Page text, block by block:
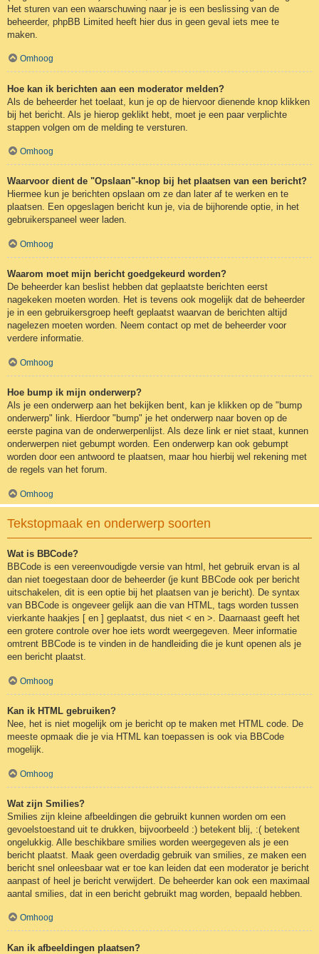
Het sturen van een waarschuwing naar je is een beslissing van de
beheerder, phpBB Limited heeft hier dus in geen geval iets mee te
maken.
Omhoog
Hoe kan ik berichten aan een moderator melden?
Als de beheerder het toelaat, kun je op de hiervoor dienende knop klikken
bij het bericht. Als je hierop geklikt hebt, moet je een paar verplichte
stappen volgen om de melding te versturen.
Omhoog
Waarvoor dient de "Opslaan"-knop bij het plaatsen van een bericht?
Hiermee kun je berichten opslaan om ze dan later af te werken en te
plaatsen. Een opgeslagen bericht kun je, via de bijhorende optie, in het
gebruikerspaneel weer laden.
Omhoog
Waarom moet mijn bericht goedgekeurd worden?
De beheerder kan beslist hebben dat geplaatste berichten eerst
nagekeken moeten worden. Het is tevens ook mogelijk dat de beheerder
je in een gebruikersgroep heeft geplaatst waarvan de berichten altijd
nagelezen moeten worden. Neem contact op met de beheerder voor
verdere informatie.
Omhoog
Hoe bump ik mijn onderwerp?
Als je een onderwerp aan het bekijken bent, kan je klikken op de "bump
onderwerp" link. Hierdoor "bump" je het onderwerp naar boven op de
eerste pagina van de onderwerpenlijst. Als deze link er niet staat, kunnen
onderwerpen niet gebumpt worden. Een onderwerp kan ook gebumpt
worden door een antwoord te plaatsen, maar hou hierbij wel rekening met
de regels van het forum.
Omhoog
Tekstopmaak en onderwerp soorten
Wat is BBCode?
BBCode is een vereenvoudigde versie van html, het gebruik ervan is al
dan niet toegestaan door de beheerder (je kunt BBCode ook per bericht
uitschakelen, dit is een optie bij het plaatsen van je bericht). De syntax
van BBCode is ongeveer gelijk aan die van HTML, tags worden tussen
vierkante haakjes [ en ] geplaatst, dus niet < en >. Daarnaast geeft het
een grotere controle over hoe iets wordt weergegeven. Meer informatie
omtrent BBCode is te vinden in de handleiding die je kunt openen als je
een bericht plaatst.
Omhoog
Kan ik HTML gebruiken?
Nee, het is niet mogelijk om je bericht op te maken met HTML code. De
meeste opmaak die je via HTML kan toepassen is ook via BBCode
mogelijk.
Omhoog
Wat zijn Smilies?
Smilies zijn kleine afbeeldingen die gebruikt kunnen worden om een
gevoelstoestand uit te drukken, bijvoorbeeld :) betekent blij, :( betekent
ongelukkig. Alle beschikbare smilies worden weergegeven als je een
bericht plaatst. Maak geen overdadig gebruik van smilies, ze maken een
bericht snel onleesbaar wat er toe kan leiden dat een moderator je bericht
aanpast of heel je bericht verwijdert. De beheerder kan ook een maximaal
aantal smilies, dat in een bericht gebruikt mag worden, bepaald hebben.
Omhoog
Kan ik afbeeldingen plaatsen?